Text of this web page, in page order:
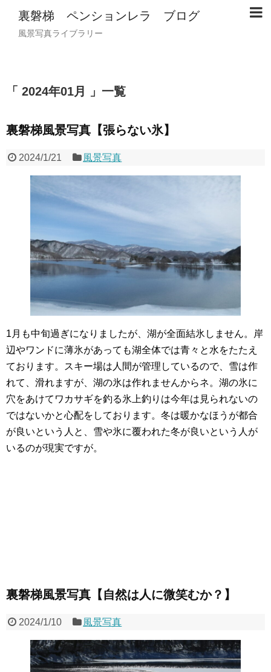
裏磐梯 ペンションレラ ブログ
風景写真ライブラリー
2024年01月 一覧
裏磐梯風景写真【張らない氷】
2024/1/21 風景写真
1月も中旬過ぎになりましたが、湖が全面結氷しません。岸
辺やワンドに薄氷があっても湖全体では青々と水をたたえ
ております。スキー場は人間が管理しているので、雪は作
れて、滑れますが、湖の氷は作れませんからネ。湖の氷に
穴をあけてワカサギを釣る氷上釣りは今年は見られないの
ではないかと心配をしております。冬は暖かなほうが都合
が良いという人と、雪や氷に覆われた冬が良いという人が
いるのが現実ですが。
裏磐梯風景写真【自然は人に微笑むか？】
2024/1/10 風景写真